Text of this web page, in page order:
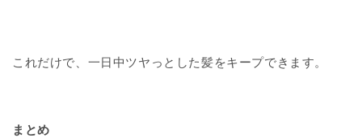
これだけで、一日中ツヤっとした髪をキープできます。
まとめ